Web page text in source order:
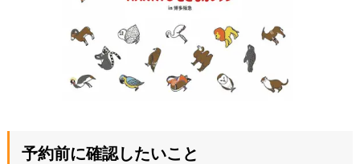
予約前に確認したいこと